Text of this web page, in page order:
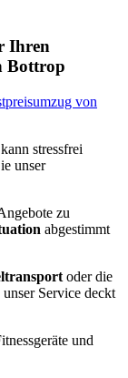
Ihren
Bottrop
von
stressfrei
unser
zu
abgestimmt
oder die
Service deckt
und